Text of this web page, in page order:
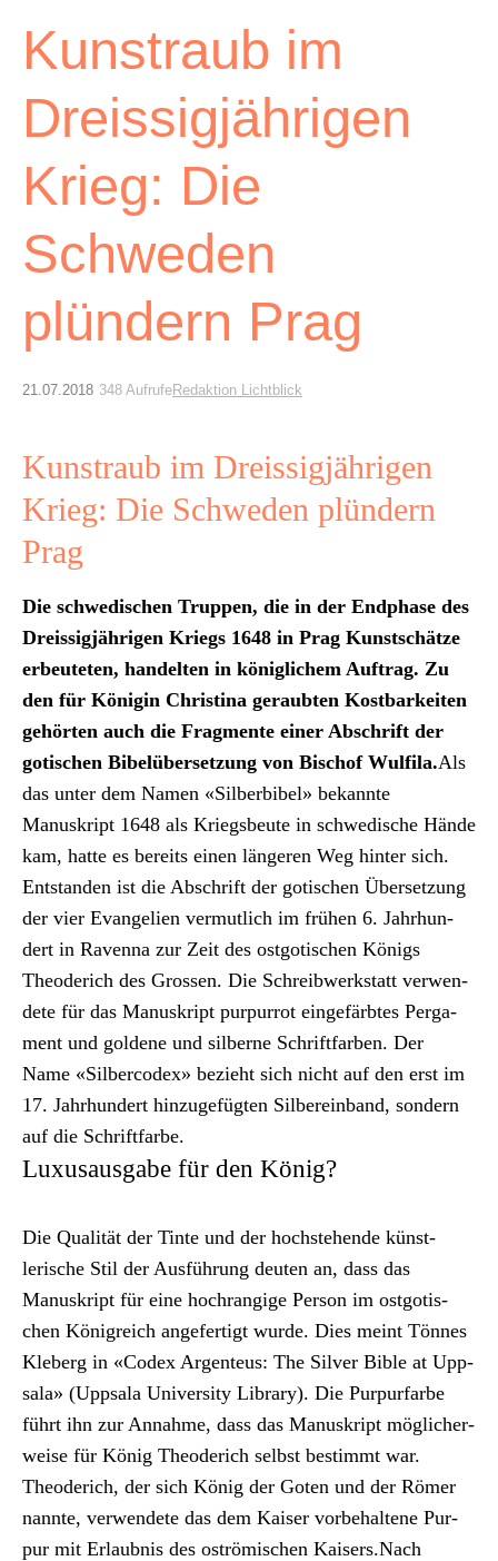
Kunstraub im
Dreissigjährigen
Krieg: Die
Schweden
plündern Prag
21.07.2018 348 AufrufeRedaktion Lichtblick
Kunstraub im Dreissigjährigen
Krieg: Die Schweden plündern
Prag
Die schwedis­chen Trup­pen, die in der End­phase des
Dreis­sigjähri­gen Kriegs 1648 in Prag Kun­stschätze
erbeuteten, han­del­ten in königlichem Auf­trag. Zu
den für Köni­gin Christi­na ger­aubten Kost­barkeit­en
gehörten auch die Frag­mente ein­er Abschrift der
gotis­chen Bibelüber­set­zung von Bischof Wul­fi­la.Als
das unter dem Namen «Sil­ber­bibel» bekan­nte
Manuskript 1648 als Kriegs­beute in schwedis­che Hände
kam, hat­te es bere­its ­einen län­geren Weg hin­ter sich.
Ent­standen ist die Abschrift der gotis­chen Über­set­zung
der vier Evan­gelien ver­mut­lich im frühen 6. Jahrhun­
dert in Raven­na zur Zeit des ost­go­tis­chen Königs
Theoderich des Grossen. Die Schreib­w­erk­statt ver­wen­
dete für das Manuskript pur­purrot einge­färbtes Perga­
ment und gold­ene und sil­berne Schrift­far­ben. Der
Name «Sil­ber­codex» bezieht sich nicht auf den erst im
17. Jahrhun­dert hinzuge­fügten Sil­bere­in­band, son­dern
auf die Schrift­farbe.
Luxusausgabe für den König?
Die Qual­ität der Tinte und der hochste­hende kün­st­
lerische Stil der Aus­führung deuten an, dass das
Manuskript für eine hochrangige Per­son im ost­go­tis­
chen Kön­i­gre­ich ange­fer­tigt wurde. Dies meint Tönnes
Kle­berg in «Codex Argen­teus: The Sil­ver Bible at Upp­
sala» (Upp­sala Uni­ver­si­ty Library). Die Pur­pur­farbe
führt ihn zur Annahme, dass das Manuskript möglicher­
weise für König Theoderich selb­st bes­timmt war.
Theoderich, der sich König der Goten und der Römer
nan­nte, ver­wen­dete das dem Kaiser vor­be­hal­tene Pur­
pur mit Erlaub­nis des oströmis­chen Kaisers.Nach